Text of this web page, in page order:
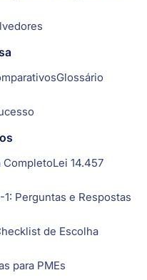
Glossário
CompletoLei 14.457
1: Perguntas e Respostas
de Escolha
para PMEs